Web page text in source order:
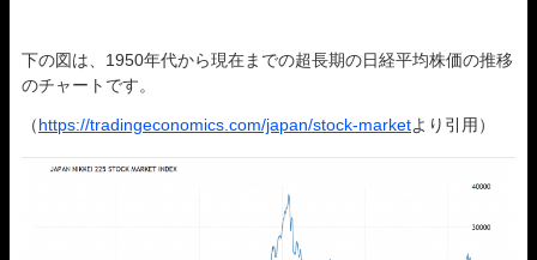
下の図は、1950年代から現在までの超長期の日経平均株価の推移
のチャートです。
（https://tradingeconomics.com/japan/stock-marketより引用）